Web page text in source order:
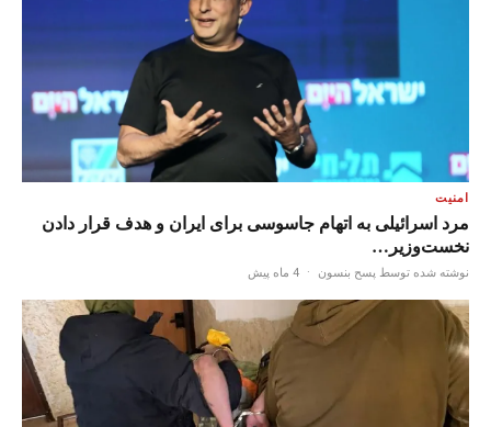
امنیت
مرد اسرائیلی به اتهام جاسوسی برای ایران و هدف قرار دادن
نخست‌وزیر…
نوشته شده توسط پسح بنسون · 4 ماه پیش